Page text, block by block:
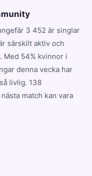
3 452 är singlar
särskilt aktiv och
Med 54% kvinnor i
denna vecka har
livlig. 138
match kan vara